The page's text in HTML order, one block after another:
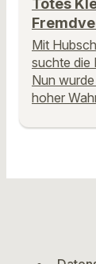
Totes
Mit
suchte die
Nun
hoher